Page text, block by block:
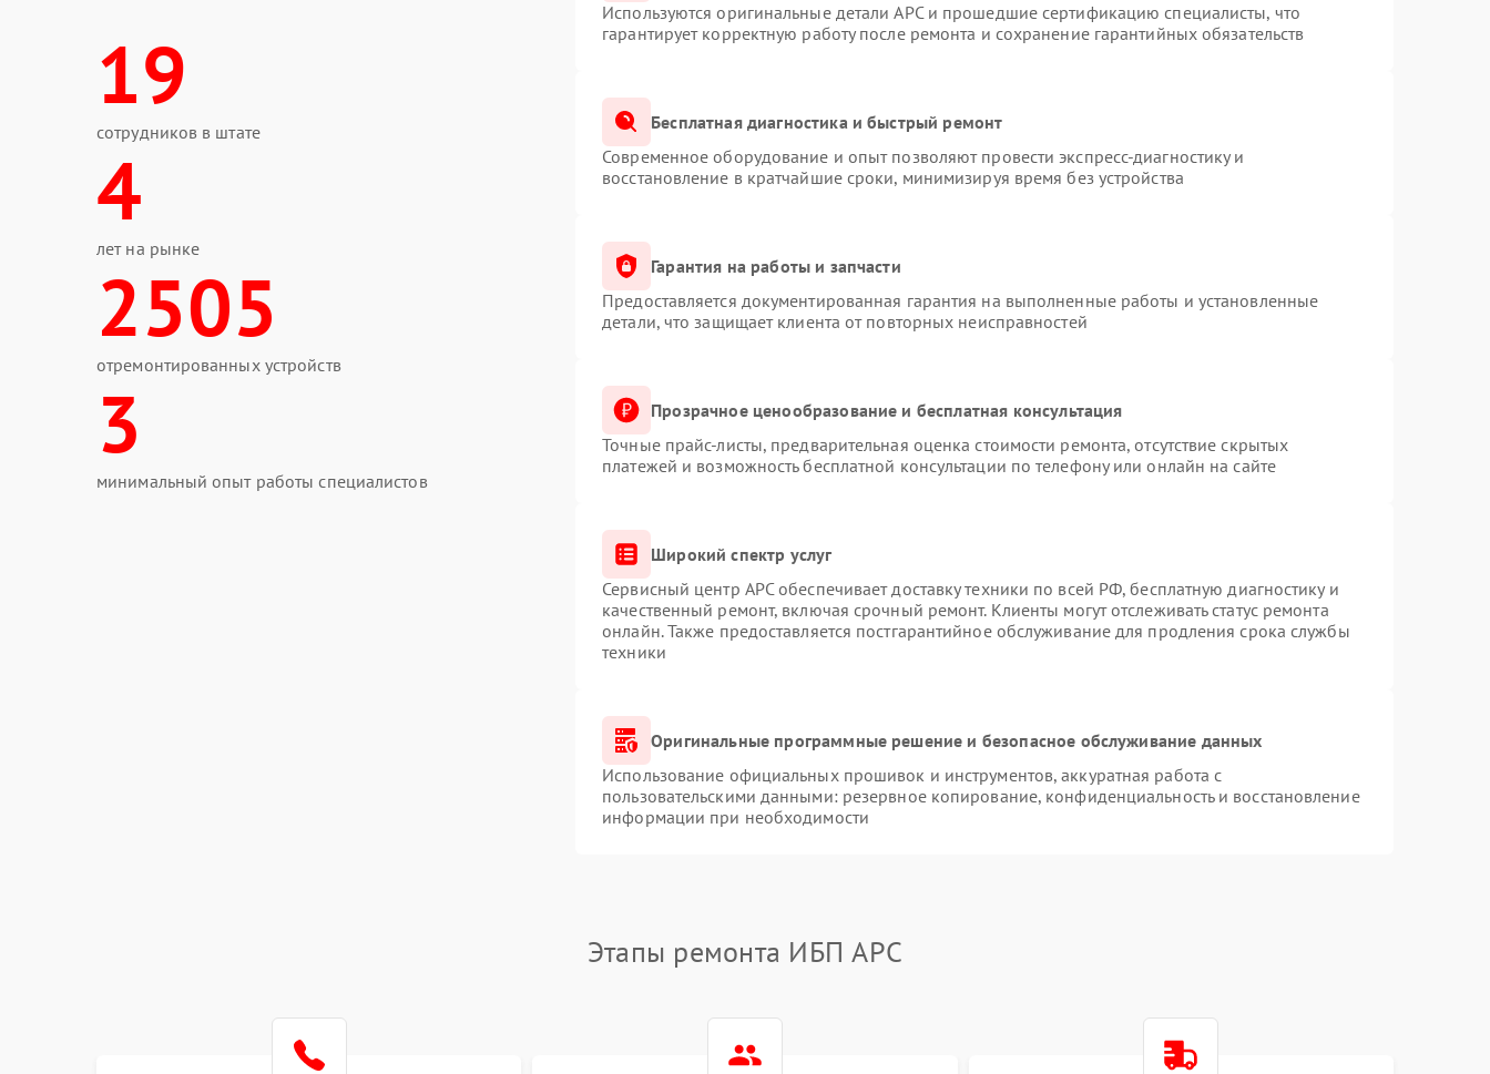
обесточьте ИБП — отключите его от сети и отсоедините все подключённые устройства;
проверьте розетку и кабель питания: убедитесь, что напряжение присутствует и провод не
повреждён;
сверьтесь с руководством пользователя — некоторые режимы работы могут сопровождаться
нестандартной индикацией;
осмотрите внешние разъёмы и контакты на предмет загрязнений или механических
повреждений.
Ремонт в сервисном центре
Если самостоятельные шаги не принесли результата, пора доверить устройство специалистам. В
сервисном центре APC проведут углублённую диагностику с применением профессионального
оборудования, точно определят участок платы, вызвавший сбой, и выполнят ремонт APC с
гарантией качества. Попытки самостоятельного вмешательства зачастую приводят к
дополнительным повреждениям — например, к перегоранию смежных компонентов или
Сохраните работоспособность ИБП на долгие годы: доверьте ремонт APC квалифицированным
мастерам. Обратитесь в авторизованный сервисный центр APC — и ваше оборудование вернётся в
строй с восстановленной функциональностью.
19
сотрудников в штате
4
лет на рынке
2505
отремонтированных устройств
3
минимальный опыт работы специалистов
Используются оригинальные детали APC и прошедшие сертификацию специалисты, что
гарантирует корректную работу после ремонта и сохранение гарантийных обязательств
Бесплатная диагностика и быстрый ремонт
Современное оборудование и опыт позволяют провести экспресс-диагностику и
восстановление в кратчайшие сроки, минимизируя время без устройства
Гарантия на работы и запчасти
Предоставляется документированная гарантия на выполненные работы и установленные
детали, что защищает клиента от повторных неисправностей
Прозрачное ценообразование и бесплатная консультация
Точные прайс-листы, предварительная оценка стоимости ремонта, отсутствие скрытых
платежей и возможность бесплатной консультации по телефону или онлайн на сайте
Широкий спектр услуг
Сервисный центр APC обеспечивает доставку техники по всей РФ, бесплатную диагностику и
качественный ремонт, включая срочный ремонт. Клиенты могут отслеживать статус ремонта
онлайн. Также предоставляется постгарантийное обслуживание для продления срока службы
техники
Оригинальные программные решение и безопасное обслуживание данных
Использование официальных прошивок и инструментов, аккуратная работа с
пользовательскими данными: резервное копирование, конфиденциальность и восстановление
информации при необходимости
Этапы ремонта ИБП APC